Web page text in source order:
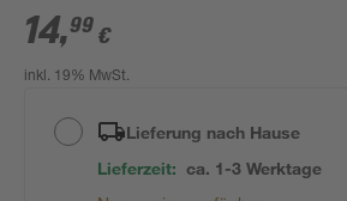
14,99 €
inkl. 19% MwSt.
Lieferung nach Hause
Lieferzeit: ca. 1-3 Werktage